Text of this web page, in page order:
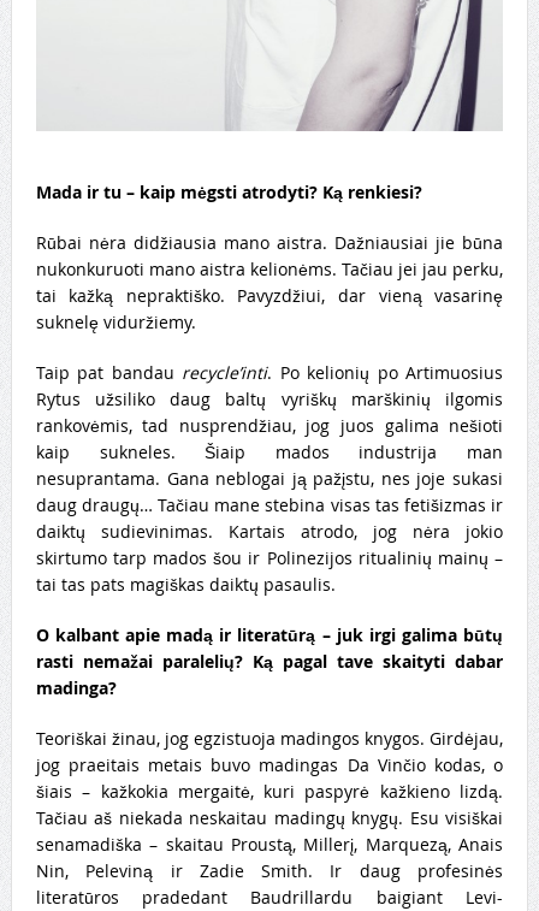
Mada ir tu – kaip mėgsti atrodyti? Ką renkiesi?
Rūbai nėra didžiausia mano aistra. Dažniausiai jie būna
nukonkuruoti mano aistra kelionėms. Tačiau jei jau perku,
tai kažką nepraktiško. Pavyzdžiui, dar vieną vasarinę
suknelę viduržiemy.
Taip pat bandau recycle’inti. Po kelionių po Artimuosius
Rytus užsiliko daug baltų vyriškų marškinių ilgomis
rankovėmis, tad nusprendžiau, jog juos galima nešioti
kaip sukneles. Šiaip mados industrija man
nesuprantama. Gana neblogai ją pažįstu, nes joje sukasi
daug draugų… Tačiau mane stebina visas tas fetišizmas ir
daiktų sudievinimas. Kartais atrodo, jog nėra jokio
skirtumo tarp mados šou ir Polinezijos ritualinių mainų –
tai tas pats magiškas daiktų pasaulis.
O kalbant apie madą ir literatūrą – juk irgi galima būtų
rasti nemažai paralelių? Ką pagal tave skaityti dabar
madinga?
Teoriškai žinau, jog egzistuoja madingos knygos. Girdėjau,
jog praeitais metais buvo madingas Da Vinčio kodas, o
šiais – kažkokia mergaitė, kuri paspyrė kažkieno lizdą.
Tačiau aš niekada neskaitau madingų knygų. Esu visiškai
senamadiška – skaitau Proustą, Millerį, Marquezą, Anais
Nin, Peleviną ir Zadie Smith. Ir daug profesinės
literatūros pradedant Baudrillardu baigiant Levi-